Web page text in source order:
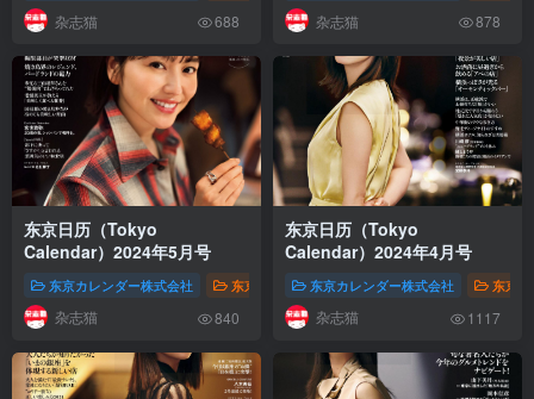
杂志猫 688 杂志猫 878
东京日历（Tokyo
Calendar）2024年5月号
东京カレンダー株式会社 东京日历（Tokyo Calendar，东京カレンダー）
杂志猫 840
东京日历（Tokyo
Calendar）2024年4月号
东京カレンダー株式会社 东京
杂志猫 1117